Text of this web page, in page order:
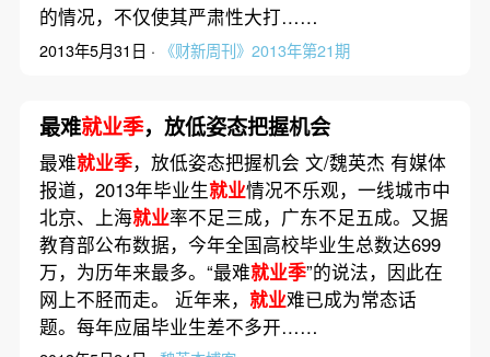
的情况，不仅使其严肃性大打……
2013年5月31日 · 《财新周刊》2013年第21期
最难就业季，放低姿态把握机会
最难就业季，放低姿态把握机会 文/魏英杰 有媒体
报道，2013年毕业生就业情况不乐观，一线城市中
北京、上海就业率不足三成，广东不足五成。又据
教育部公布数据，今年全国高校毕业生总数达699
万，为历年来最多。“最难就业季”的说法，因此在
网上不胫而走。 近年来， 就业难已成为常态话
题。每年应届毕业生差不多开……